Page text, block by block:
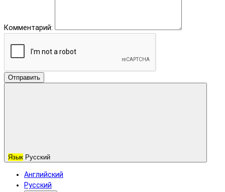
Комментарий:
Отправить
Язык Русский
Английский
Русский